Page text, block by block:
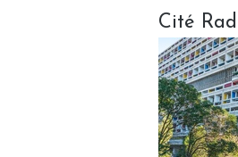
Cité